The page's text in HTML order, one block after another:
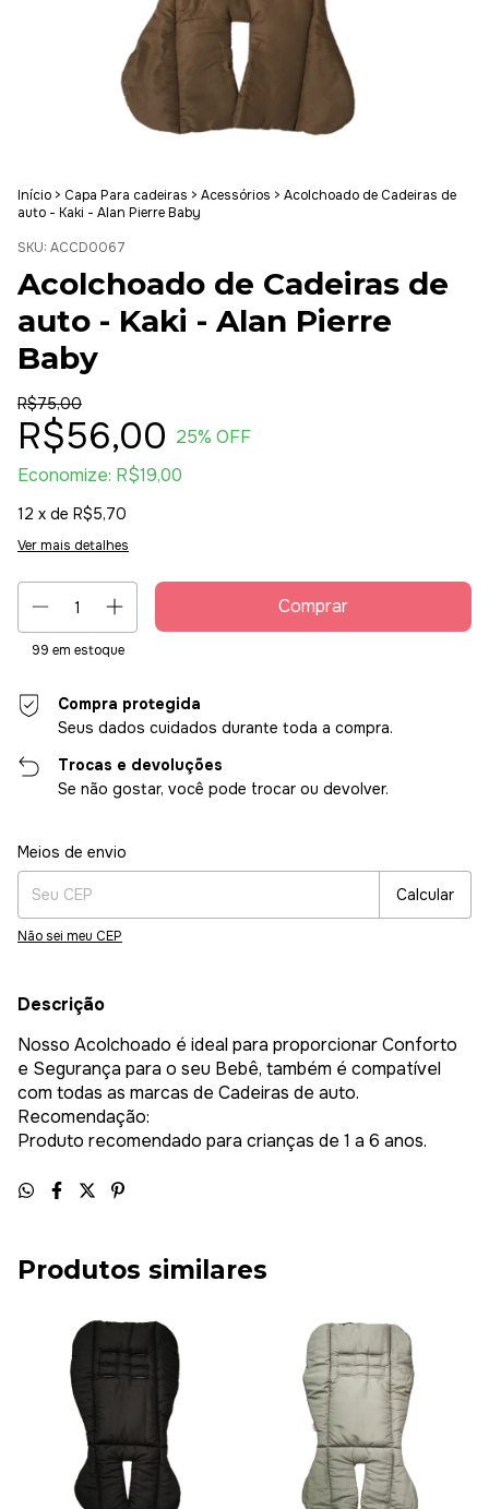
Início > Capa Para cadeiras > Acessórios > Acolchoado de Cadeiras de
auto - Kaki - Alan Pierre Baby
SKU: ACCD0067
Acolchoado de Cadeiras de
auto - Kaki - Alan Pierre
Baby
R$75,00
R$56,00 25% OFF
Economize: R$19,00
12 x de R$5,70
Ver mais detalhes
99 em estoque
Compra protegida
Seus dados cuidados durante toda a compra.
Trocas e devoluções
Se não gostar, você pode trocar ou devolver.
Entregas para o CEP:
Meios de envio
Calcular
Não sei meu CEP
Descrição
Nosso Acolchoado é ideal para proporcionar Conforto
e Segurança para o seu Bebê, também é compatível
com todas as marcas de Cadeiras de auto.
Recomendação:
Produto recomendado para crianças de 1 a 6 anos.
Produtos similares